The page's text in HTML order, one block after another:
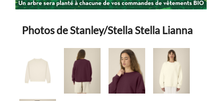
Photos de Stanley/Stella Stella Lianna